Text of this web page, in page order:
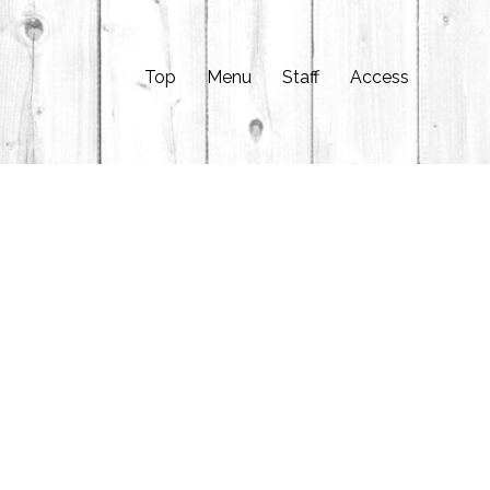
Top Menu Staff Access